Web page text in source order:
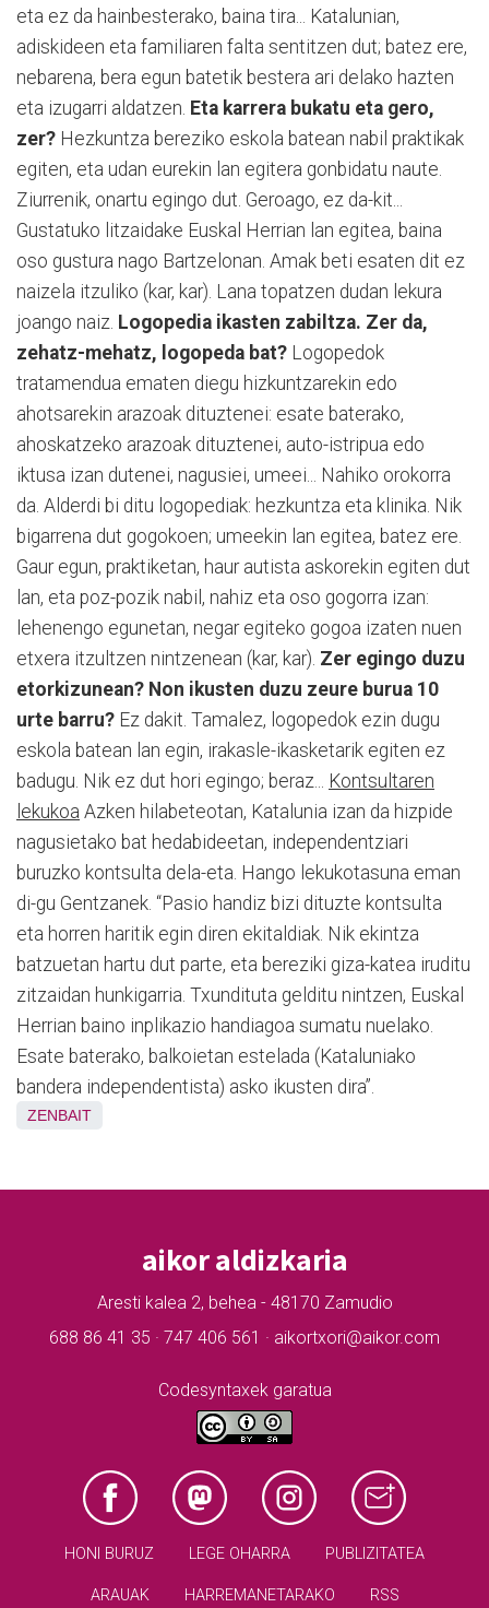
eta ez da hainbesterako, baina tira... Katalunian,
adiskideen eta familiaren falta sentitzen dut; batez ere,
nebarena, bera egun batetik bestera ari delako hazten
eta izugarri aldatzen. Eta karrera bukatu eta gero,
zer? Hezkuntza bereziko eskola batean nabil praktikak
egiten, eta udan eurekin lan egitera gonbidatu naute.
Ziurrenik, onartu egingo dut. Geroago, ez da-kit...
Gustatuko litzaidake Euskal Herrian lan egitea, baina
oso gustura nago Bartzelonan. Amak beti esaten dit ez
naizela itzuliko (kar, kar). Lana topatzen dudan lekura
joango naiz. Logopedia ikasten zabiltza. Zer da,
zehatz-mehatz, logopeda bat? Logopedok
tratamendua ematen diegu hizkuntzarekin edo
ahotsarekin arazoak dituztenei: esate baterako,
ahoskatzeko arazoak dituztenei, auto-istripua edo
iktusa izan dutenei, nagusiei, umeei... Nahiko orokorra
da. Alderdi bi ditu logopediak: hezkuntza eta klinika. Nik
bigarrena dut gogokoen; umeekin lan egitea, batez ere.
Gaur egun, praktiketan, haur autista askorekin egiten dut
lan, eta poz-pozik nabil, nahiz eta oso gogorra izan:
lehenengo egunetan, negar egiteko gogoa izaten nuen
etxera itzultzen nintzenean (kar, kar). Zer egingo duzu
etorkizunean? Non ikusten duzu zeure burua 10
urte barru? Ez dakit. Tamalez, logopedok ezin dugu
eskola batean lan egin, irakasle-ikasketarik egiten ez
badugu. Nik ez dut hori egingo; beraz... Kontsultaren
lekukoa Azken hilabeteotan, Katalunia izan da hizpide
nagusietako bat hedabideetan, independentziari
buruzko kontsulta dela-eta. Hango lekukotasuna eman
di-gu Gentzanek. “Pasio handiz bizi dituzte kontsulta
eta horren haritik egin diren ekitaldiak. Nik ekintza
batzuetan hartu dut parte, eta bereziki giza-katea iruditu
zitzaidan hunkigarria. Txundituta gelditu nintzen, Euskal
Herrian baino inplikazio handiagoa sumatu nuelako.
Esate baterako, balkoietan estelada (Kataluniako
bandera independentista) asko ikusten dira”.
ZENBAIT
aikor aldizkaria
Aresti kalea 2, behea - 48170 Zamudio
688 86 41 35 · 747 406 561 · aikortxori@aikor.com
Codesyntaxek garatua
HONI BURUZ LEGE OHARRA PUBLIZITATEA
ARAUAK HARREMANETARAKO RSS